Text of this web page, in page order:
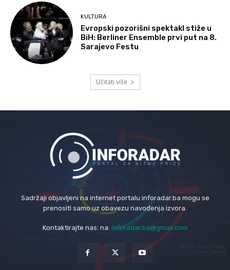
KULTURA
Evropski pozorišni spektakl stiže u
BiH: Berliner Ensemble prvi put na 8.
Sarajevo Festu
Učitati više
Sadržaji objavljeni na internet portalu inforadar.ba mogu se
prenositi samo uz obavezu navođenja izvora.
Kontaktirajte nas: na: inforadar.ba@gmail.com